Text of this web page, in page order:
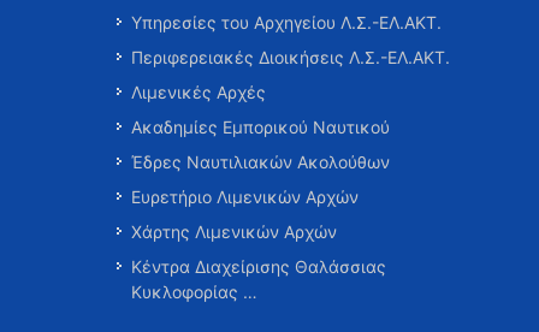
Υπηρεσίες του Αρχηγείου Λ.Σ.-ΕΛ.ΑΚΤ.
Περιφερειακές Διοικήσεις Λ.Σ.-ΕΛ.ΑΚΤ.
Λιμενικές Αρχές
Ακαδημίες Εμπορικού Ναυτικού
Έδρες Ναυτιλιακών Ακολούθων
Ευρετήριο Λιμενικών Αρχών
Χάρτης Λιμενικών Αρχών
Κέντρα Διαχείρισης Θαλάσσιας
Κυκλοφορίας …